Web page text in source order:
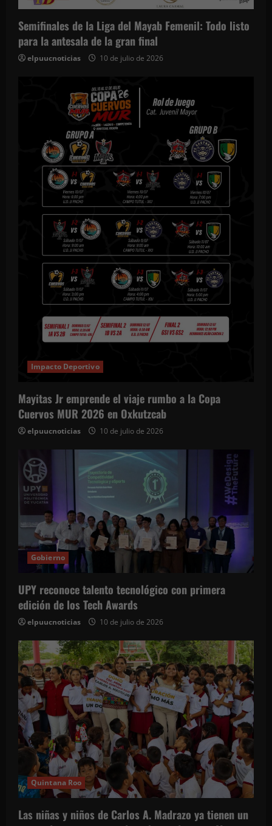
Semifinales de la Liga del Mayab Femenil: Todo listo
para la antesala de la gran final
elpuucnoticias 10 de julio de 2026
Impacto Deportivo
Mayitas Jr emprende el viaje rumbo a la Copa
Cuervos MUR 2026 en Oxkutzcab
elpuucnoticias 10 de julio de 2026
Gobierno
UPY reconoce talento tecnológico con primera
edición de los Tech Awards
elpuucnoticias 10 de julio de 2026
Quintana Roo
Las niñas y niños de Carlos A. Madrazo ya tienen un